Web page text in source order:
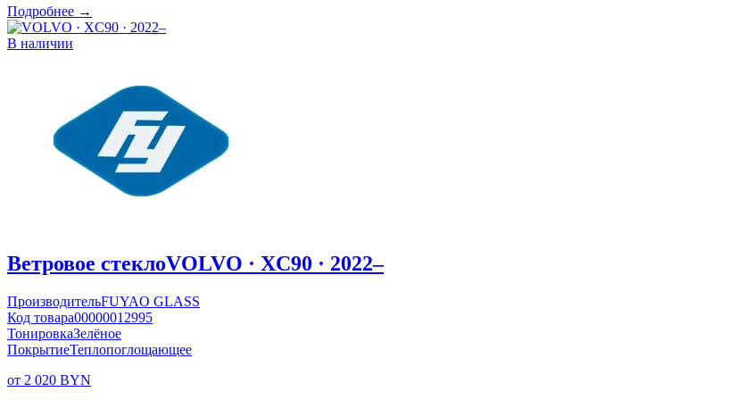
Подробнее →
В наличии
Ветровое стеклоVOLVO · XC90 · 2022–
ПроизводительFUYAO GLASS
Код товара00000012995
ТонировкаЗелёное
ПокрытиеТеплопоглощающее
от 2 020 BYN